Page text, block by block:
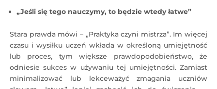
„Jeśli się tego nauczymy, to będzie wtedy łatwe”
Stara prawda mówi – „Praktyka czyni mistrza”. Im więcej
czasu i wysiłku uczeń wkłada w określoną umiejętność
lub proces, tym większe prawdopodobieństwo, że
odniesie sukces w używaniu tej umiejętności. Zamiast
minimalizować lub lekceważyć zmagania uczniów